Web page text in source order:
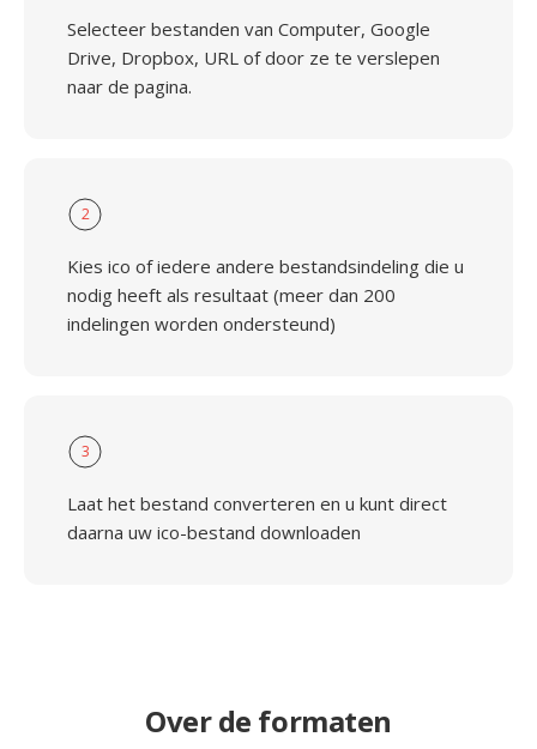
Selecteer bestanden van Computer, Google
Drive, Dropbox, URL of door ze te verslepen
naar de pagina.
2
Kies ico of iedere andere bestandsindeling die u
nodig heeft als resultaat (meer dan 200
indelingen worden ondersteund)
3
Laat het bestand converteren en u kunt direct
daarna uw ico-bestand downloaden
Over de formaten